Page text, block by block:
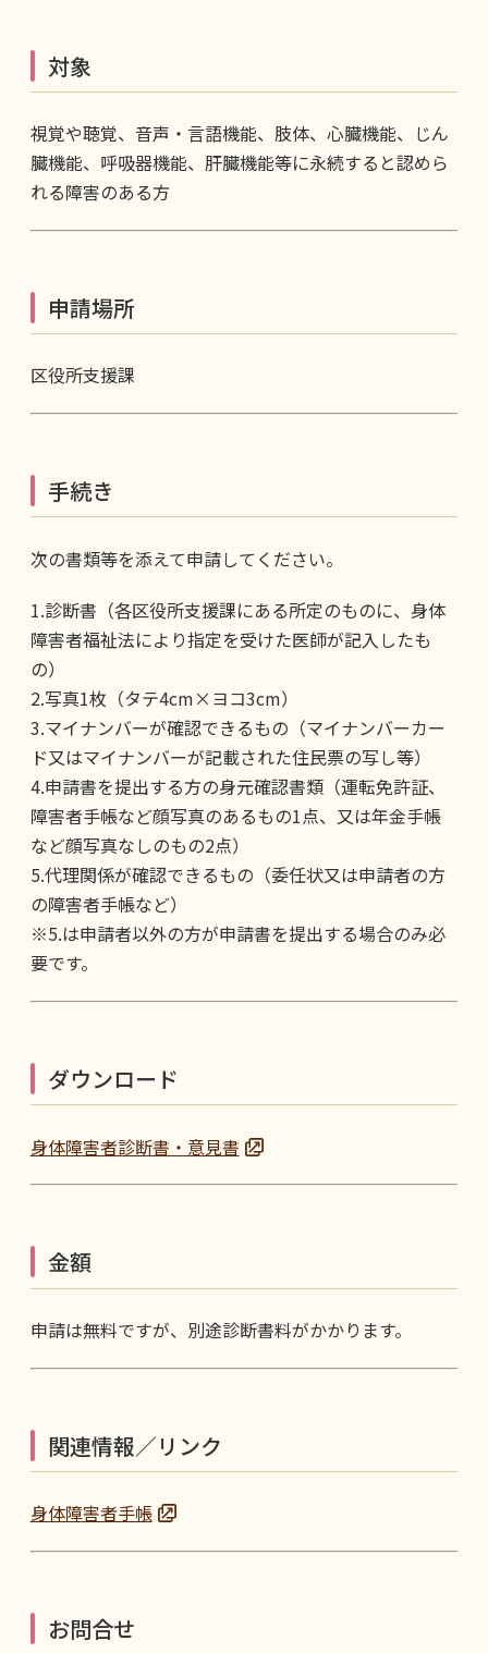
対象
視覚や聴覚、音声・言語機能、肢体、心臓機能、じん
臓機能、呼吸器機能、肝臓機能等に永続すると認めら
れる障害のある方
申請場所
区役所支援課
手続き
次の書類等を添えて申請してください。
1.診断書（各区役所支援課にある所定のものに、身体
障害者福祉法により指定を受けた医師が記入したも
の）
2.写真1枚（タテ4cm×ヨコ3cm）
3.マイナンバーが確認できるもの（マイナンバーカー
ド又はマイナンバーが記載された住民票の写し等）
4.申請書を提出する方の身元確認書類（運転免許証、
障害者手帳など顔写真のあるもの1点、又は年金手帳
など顔写真なしのもの2点）
5.代理関係が確認できるもの（委任状又は申請者の方
の障害者手帳など）
※5.は申請者以外の方が申請書を提出する場合のみ必
要です。
ダウンロード
身体障害者診断書・意見書
金額
申請は無料ですが、別途診断書料がかかります。
関連情報／リンク
身体障害者手帳
お問合せ